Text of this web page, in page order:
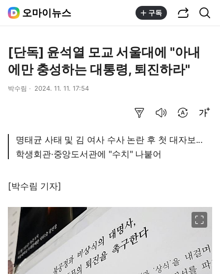
오마이뉴스 구독
[단독] 윤석열 모교 서울대에 "아내
에만 충성하는 대통령, 퇴진하라"
박수림 2024. 11. 11. 17:54
명태균 사태 및 김 여사 수사 논란 후 첫 대자보...
학생회관·중앙도서관에 "수치" 나붙어
[박수림 기자]